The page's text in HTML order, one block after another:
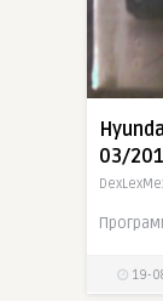
03/
19-